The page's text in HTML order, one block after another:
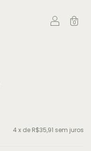
0
4 x de R$35,91 sem juros